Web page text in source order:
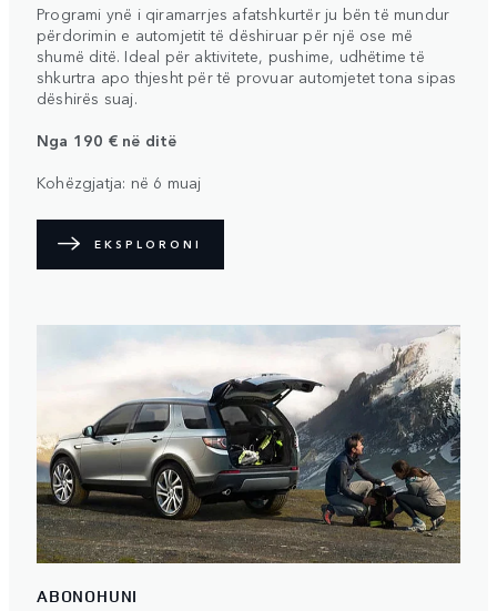
Programi ynë i qiramarrjes afatshkurtër ju bën të mundur
përdorimin e automjetit të dëshiruar për një ose më
shumë ditë. Ideal për aktivitete, pushime, udhëtime të
shkurtra apo thjesht për të provuar automjetet tona sipas
dëshirës suaj.
Nga 190 € në ditë
Kohëzgjatja: në 6 muaj
EKSPLORONI
ABONOHUNI